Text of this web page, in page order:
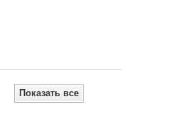
Показать все